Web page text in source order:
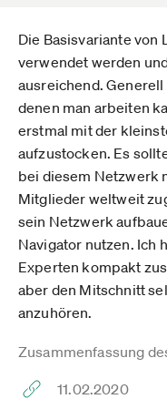
Die Basisvariante von
verwendet werden
ausreichend.
denen man arbeiten
erstmal mit der
aufzustocken. Es
bei diesem Netzwerk
Mitglieder weltweit
sein Netzwerk
Navigator nutzen. Ich
Experten kompakt
aber den Mitschnitt
anzuhören.
Zusammenfassung
11.02.2020